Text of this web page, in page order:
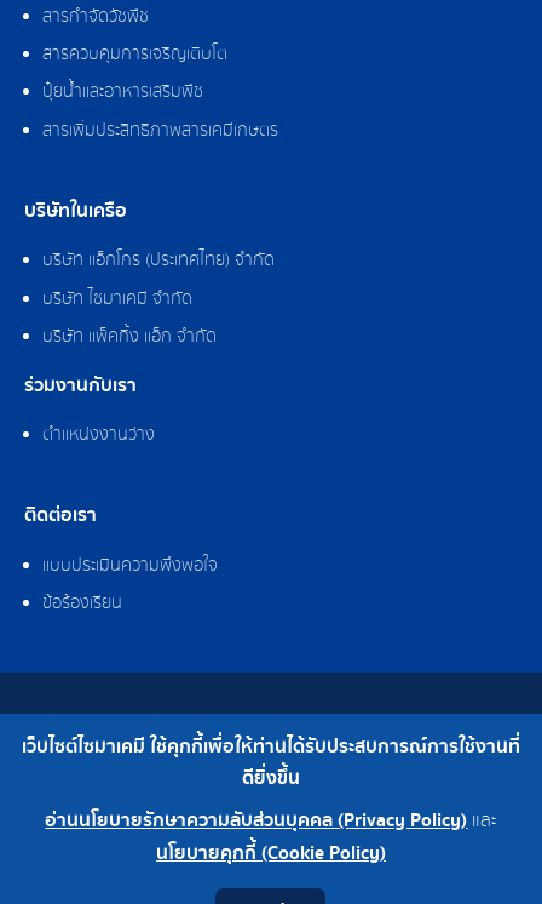
สารกำจัดวัชพืช
สารควบคุมการเจริญเติบโต
ปุ๋ยน้ำและอาหารเสริมพืช
สารเพิ่มประสิทธิภาพสารเคมีเกษตร
บริษัทในเครือ
บริษัท แอ็กโกร (ประเทศไทย) จำกัด
บริษัท ไซมาเคมี จำกัด
บริษัท แพ็คกิ้ง แอ็ก จำกัด
ร่วมงานกับเรา
ตำแหน่งงานว่าง
ติดต่อเรา
แบบประเมินความพึงพอใจ
ข้อร้องเรียน
สงวนลิขสิทธิ์ © 2562 บริษัท ไซมาเคมี จำกัด
เบอร์โทร : 0-2308-2102 | โทรสาร : 0-2308-2487
เว็บไซต์ไซมาเคมี ใช้คุกกี้เพื่อให้ท่านได้รับประสบการณ์การใช้งานที่
ดียิ่งขึ้น
อ่านนโยบายรักษาความลับส่วนบุคคล (Privacy Policy) และ
นโยบายคุกกี้ (Cookie Policy)
สำนักงานใหญ่ 0-2308-2102
โรงงาน 0-2324-0515-6